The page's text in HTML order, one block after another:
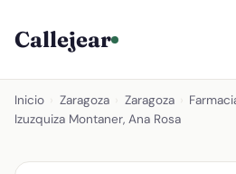
Callejear
Inicio Zaragoza Zaragoza
Izuzquiza Montaner, Ana Rosa